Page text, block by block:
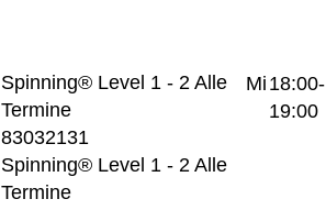
Spinning® Level 1 - 2 Alle
Termine
83032131
Spinning® Level 1 - 2 Alle
Termine
Mi18:00-
19:00